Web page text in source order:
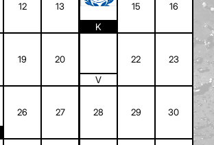
12 13
K
15 16
19 20
V
22 23
26 27 28 29 30